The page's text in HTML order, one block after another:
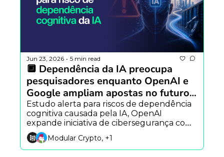
Jun 23, 2026 • 5 min read
🔲 Dependência da IA preocupa
pesquisadores enquanto OpenAI e
Google ampliam apostas no futuro
da tecnologia
Estudo alerta para riscos de dependência
cognitiva causada pela IA, OpenAI
expande iniciativa de cibersegurança com
novos agentes e Google investe em
Hollywood para desenvolver ferramentas
de IA para o cinema.
Modular Crypto, +1